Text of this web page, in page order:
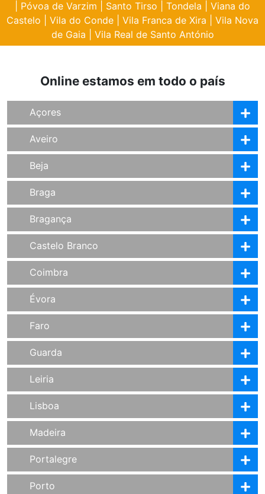
Póvoa de Varzim Santo Tirso Tondela
Viana do
Castelo
Vila do Conde Vila Franca de Xira
Vila Nova
de Gaia
Vila Real de Santo António
Online estamos em todo o país
Açores
Aveiro
Beja
Braga
Bragança
Castelo Branco
Coimbra
Évora
Faro
Guarda
Leiria
Lisboa
Madeira
Portalegre
Porto